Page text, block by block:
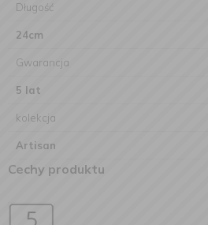
Długość
24cm
Gwarancja
5 lat
kolekcja
Artisan
Cechy produktu